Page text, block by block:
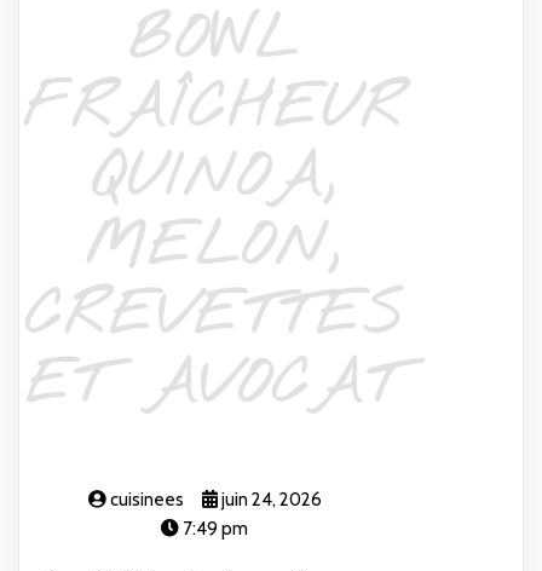
BOWL
FRAÎCHEUR
QUINOA,
MELON,
CREVETTES
ET AVOCAT
cuisinees
juin 24, 2026
7:49 pm